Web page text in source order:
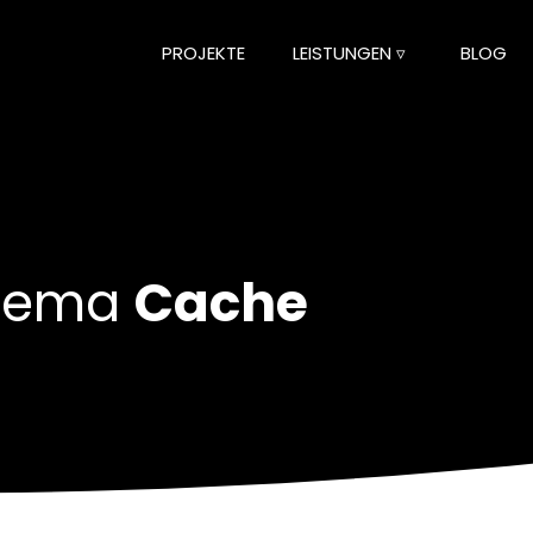
PROJEKTE LEISTUNGEN ▿ BLOG
Cache